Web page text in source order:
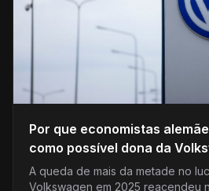
Por que economistas
como possível dona da
A queda de mais da metade no
Volkswagen em 2025 reacendeu